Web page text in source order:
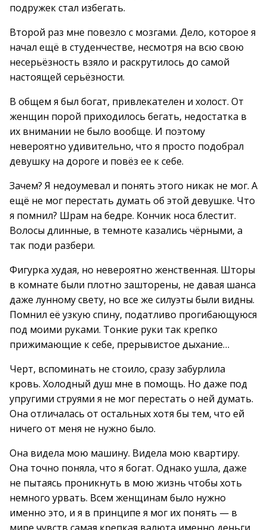
подружек стал избегать.
Второй раз мне повезло с мозгами. Дело, которое я
начал ещё в студенчестве, несмотря на всю свою
несерьёзность взяло и раскрутилось до самой
настоящей серьёзности.
В общем я был богат, привлекателен и холост. От
женщин порой приходилось бегать, недостатка в
их внимании не было вообще. И поэтому
невероятно удивительно, что я просто подобрал
девушку на дороге и повёз ее к себе.
Зачем? Я недоумевал и понять этого никак не мог. А
ещё не мог перестать думать об этой девушке. Что
я помнил? Шрам на бедре. Кончик носа блестит.
Волосы длинные, в темноте казались чёрными, а
так поди разбери.
Фигурка худая, но невероятно женственная. Шторы
в комнате были плотно зашторены, не давая шанса
даже лунному свету, но все же силуэты были видны.
Помнил её узкую спину, податливо прогибающуюся
под моими руками. Тонкие руки так крепко
прижимающие к себе, прерывистое дыхание…
Черт, вспоминать не стоило, сразу забурлила
кровь. Холодный душ мне в помощь. Но даже под
упругими струями я не мог перестать о ней думать.
Она отличалась от остальных хотя бы тем, что ей
ничего от меня не нужно было.
Она видела мою машину. Видела мою квартиру.
Она точно поняла, что я богат. Однако ушла, даже
не пытаясь проникнуть в мою жизнь чтобы хоть
немного урвать. Всем женщинам было нужно
именно это, и я в принципе я мог их понять — в